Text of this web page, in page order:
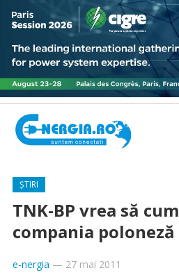
ȘTIRI
TNK-BP vrea să
compania poloneză
e-nergia — 27 mai 2011